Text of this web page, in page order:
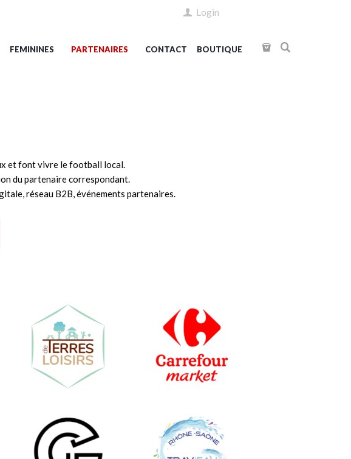
Login
FEMININES PARTENAIRES CONTACT BOUTIQUE
et font vivre le football local.
du partenaire correspondant.
réseau B2B, événements partenaires.